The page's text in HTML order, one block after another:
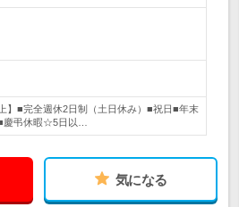
】■完全週休2日制（土日休み）■祝日■年末
慶弔休暇☆5日以…
気になる